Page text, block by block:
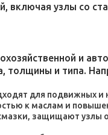
включая узлы со
и
толщины и типа.
для подвижных
к маслам и
защищают узлы